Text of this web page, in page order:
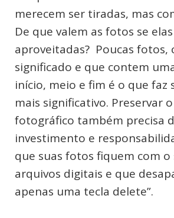
merecem ser tiradas, mas
De que valem as fotos se
aproveitadas? Poucas fotos,
significado e que contem
início, meio e fim é o que faz
mais significativo. Preservar
fotográfico também precisa
investimento e
que suas fotos fiquem com
arquivos digitais e que
apenas uma tecla delete”.